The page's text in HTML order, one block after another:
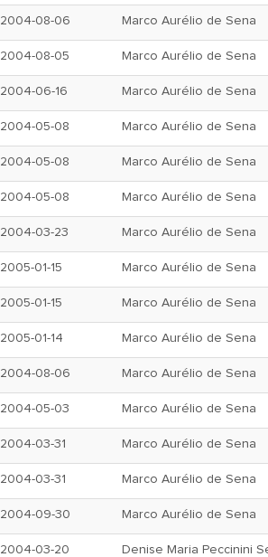
2004-08-06 Marco Aurélio de Sena
2004-08-05 Marco Aurélio de Sena
2004-06-16 Marco Aurélio de Sena
2004-05-08 Marco Aurélio de Sena
2004-05-08 Marco Aurélio de Sena
2004-05-08 Marco Aurélio de Sena
2004-03-23 Marco Aurélio de Sena
2005-01-15 Marco Aurélio de Sena
2005-01-15 Marco Aurélio de Sena
2005-01-14 Marco Aurélio de Sena
2004-08-06 Marco Aurélio de Sena
2004-05-03 Marco Aurélio de Sena
2004-03-31 Marco Aurélio de Sena
2004-03-31 Marco Aurélio de Sena
2004-09-30 Marco Aurélio de Sena
2004-03-20 Denise Maria Peccinini